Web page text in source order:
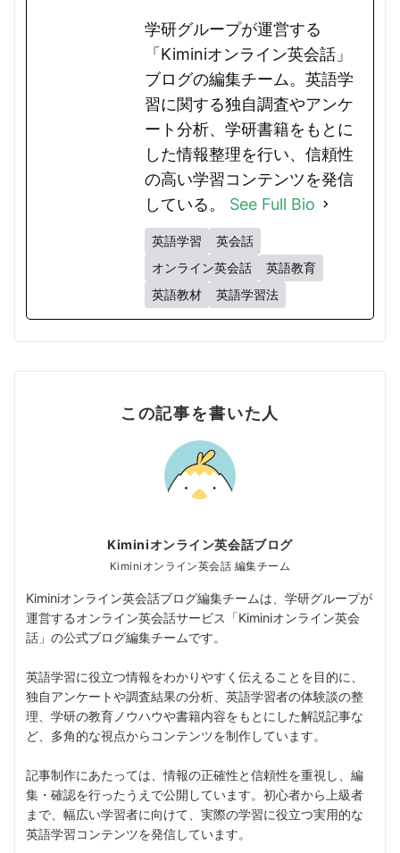
学研グループが運営する
「Kiminiオンライン英会話」
ブログの編集チーム。英語学
習に関する独自調査やアンケ
ート分析、学研書籍をもとに
した情報整理を行い、信頼性
の高い学習コンテンツを発信
している。 See Full Bio
英語学習
英会話
オンライン英会話
英語教育
英語教材
英語学習法
この記事を書いた人
Kiminiオンライン英会話ブログ
Kiminiオンライン英会話 編集チーム
Kiminiオンライン英会話ブログ編集チームは、学研グループが
運営するオンライン英会話サービス「Kiminiオンライン英会
話」の公式ブログ編集チームです。
英語学習に役立つ情報をわかりやすく伝えることを目的に、
独自アンケートや調査結果の分析、英語学習者の体験談の整
理、学研の教育ノウハウや書籍内容をもとにした解説記事な
ど、多角的な視点からコンテンツを制作しています。
記事制作にあたっては、情報の正確性と信頼性を重視し、編
集・確認を行ったうえで公開しています。初心者から上級者
まで、幅広い学習者に向けて、実際の学習に役立つ実用的な
英語学習コンテンツを発信しています。